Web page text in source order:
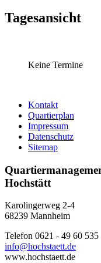
Tagesansicht
Keine Termine
Kontakt
Quartierplan
Impressum
Datenschutz
Sitemap
Hochstätt
Karolingerweg 2-4
68239 Mannheim
Telefon 0621 - 49 60 535
info@hochstaett.de
www.hochstaett.de